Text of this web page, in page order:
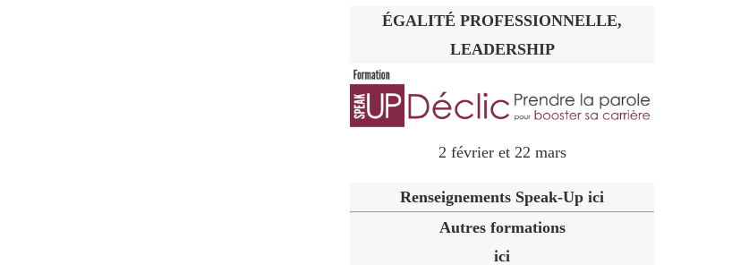
ÉGALITÉ PROFESSIONNELLE,
LEADERSHIP
2 février et 22 mars
Renseignements Speak-Up ici
Autres formations
ici